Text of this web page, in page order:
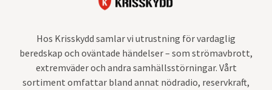
Hos Krisskydd samlar vi utrustning för vardaglig
beredskap och oväntade händelser – som strömavbrott,
extremväder och andra samhällsstörningar. Vårt
sortiment omfattar bland annat nödradio, reservkraft,